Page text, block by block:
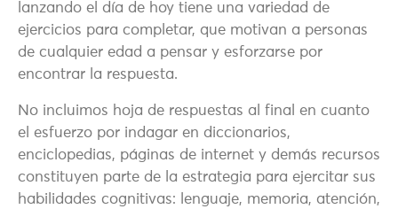
lanzando el día de hoy tiene una variedad de
ejercicios para completar, que motivan a personas
de cualquier edad a pensar y esforzarse por
encontrar la respuesta.
No incluimos hoja de respuestas al final en cuanto
el esfuerzo por indagar en diccionarios,
enciclopedias, páginas de internet y demás recursos
constituyen parte de la estrategia para ejercitar sus
habilidades cognitivas: lenguaje, memoria, atención,